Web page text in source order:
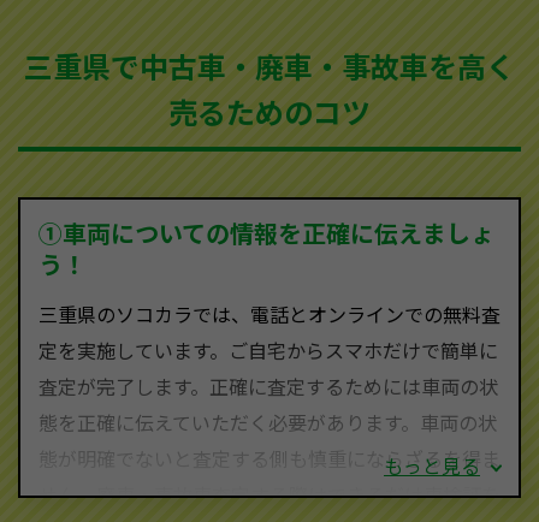
買取可能です。
ソコカラは世界１１０か国に独自の販売ネットワーク
を持ち、国内に自社物流網、自社ヤードをもっている
を実現し、お客様に利益を還元することができるので
す。
590-870）までお問い合わせ下さい。
査定・ご相談・見積もりはすべて無料で行います。安
心してお問い合わせください。
三重県で中古車・廃車・事故車を高く
売るためのコツ
①車両についての情報を正確に伝えましょ
う！
三重県のソコカラでは、電話とオンラインでの無料査
定を実施しています。ご自宅からスマホだけで簡単に
査定が完了します。正確に査定するためには車両の状
態を正確に伝えていただく必要があります。車両の状
態が明確でないと査定する側も慎重にならざるを得ま
せん。廃車・事故車査定する際はできるだけ車検証を
もっと見る